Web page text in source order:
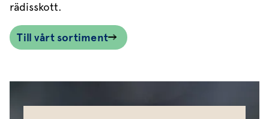
rädisskott.
Till vårt sortiment